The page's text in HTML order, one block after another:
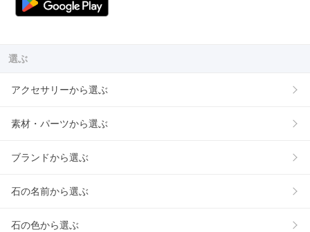
選ぶ
アクセサリーから選ぶ
素材・パーツから選ぶ
ブランドから選ぶ
石の名前から選ぶ
石の色から選ぶ